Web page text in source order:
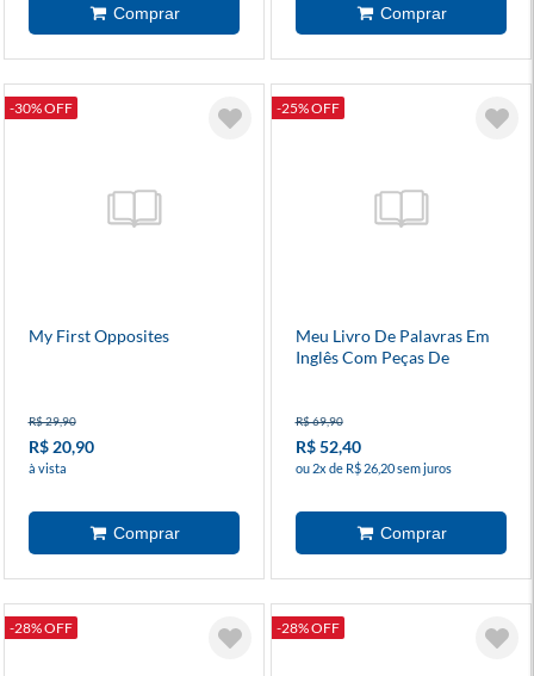
-30% OFF
My First Opposites
R$ 29,90
R$ 20,90
à vista
-25% OFF
Meu Livro De Palavras Em
Inglês Com Peças De
R$ 69,90
R$ 52,40
ou 2x de R$ 26,20 sem juros
-28% OFF -28% OFF